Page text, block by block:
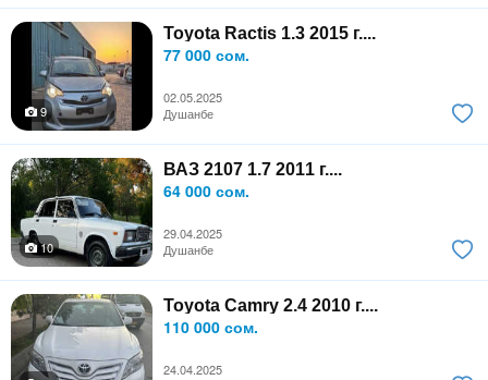
Toyota Ractis 1.3 2015 г....
77 000 сом.
02.05.2025
9
Душанбе
ВАЗ 2107 1.7 2011 г....
64 000 сом.
29.04.2025
10
Душанбе
Toyota Camry 2.4 2010 г....
110 000 сом.
24.04.2025